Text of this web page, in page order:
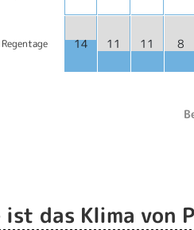
Regentage 14 11 11 8
ist das Klima von